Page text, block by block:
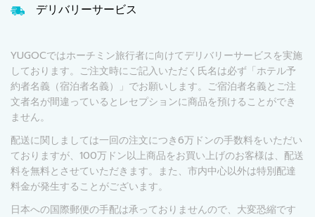
デリバリーサービス
YUGOCではホーチミン旅行者に向けてデリバリーサービスを実施
しております。ご注文時にご記入いただく氏名は必ず「ホテル予
約者名義（宿泊者名義）」でお願いします。ご宿泊者名義とご注
文者名が間違っているとレセプションに商品を預けることができ
ません。
配送に関しましては一回の注文につき6万ドンの手数料をいただい
ておりますが、100万ドン以上商品をお買い上げのお客様は、配送
料を無料とさせていただきます。また、市内中心以外は特別配達
料金が発生することがございます。
日本への国際郵便の手配は承っておりませんので、大変恐縮です